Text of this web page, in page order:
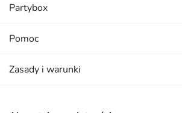
Partybox
Pomoc
Zasady i warunki